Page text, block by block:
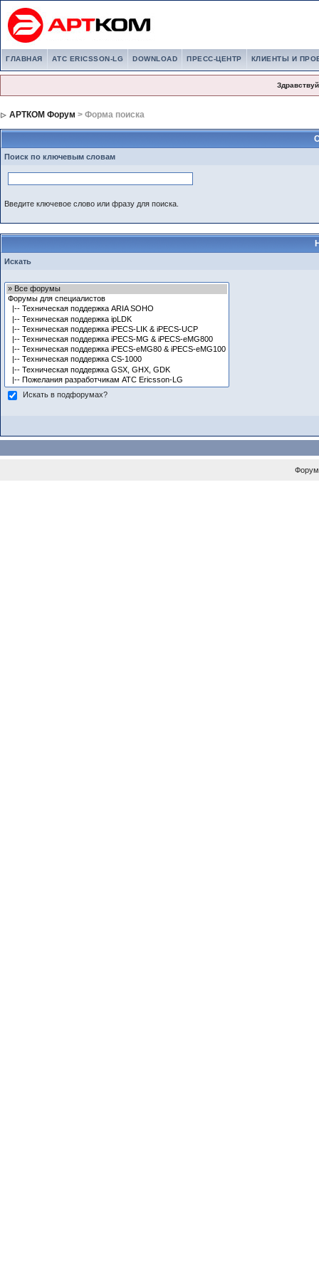
ГЛАВНАЯ АТС ERICSSON-LG DOWNLOAD ПРЕСС-ЦЕНТР КЛИЕНТЫ И
АРТКОМ Форум > Форма поиска
Поиск по ключевым словам
Введите ключевое слово или фразу для поиска.
Искать
Искать в подфорумах?
Форум